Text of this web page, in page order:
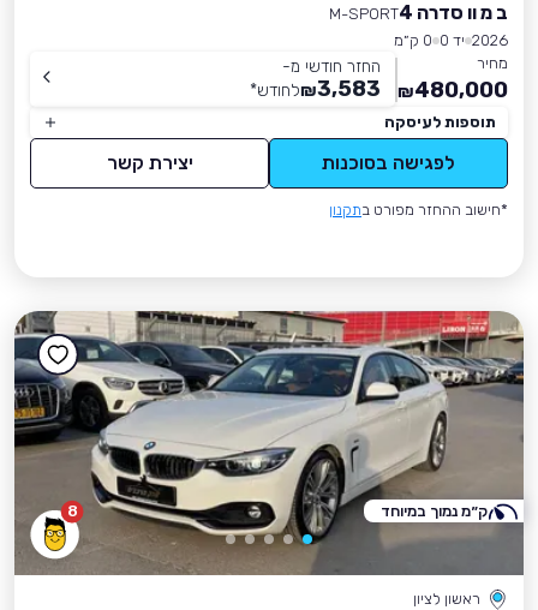
ב מ וו סדרה 4
M-SPORT
2026 יד 0
0 ק״מ
מחיר
480,000
₪
החזר חודשי מ-
3,583
₪לחודש*
תוספות לעיסקה
לפגישה בסוכנות יצירת קשר
*חישוב ההחזר מפורט בתקנון
8
ראשון לציון
ק״מ נמוך במיוחד